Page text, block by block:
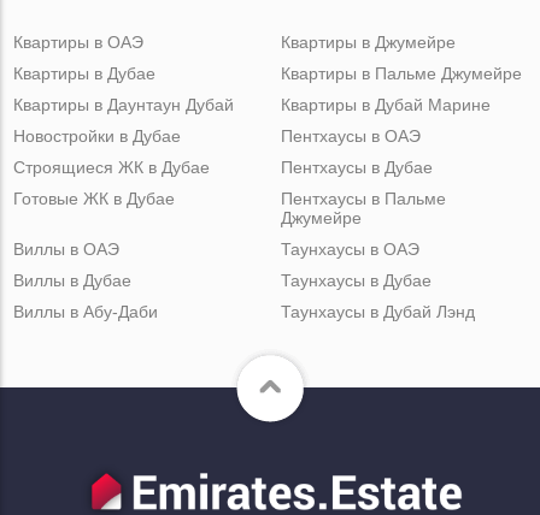
Квартиры в ОАЭ
Квартиры в Дубае
Квартиры в Даунтаун Дубай
Квартиры в Джумейре
Квартиры в Пальме Джумейре
Квартиры в Дубай Марине
Новостройки в Дубае
Строящиеся ЖК в Дубае
Готовые ЖК в Дубае
Пентхаусы в ОАЭ
Пентхаусы в Дубае
Пентхаусы в Пальме
Джумейре
Виллы в ОАЭ
Виллы в Дубае
Виллы в Абу-Даби
Таунхаусы в ОАЭ
Таунхаусы в Дубае
Таунхаусы в Дубай Лэнд